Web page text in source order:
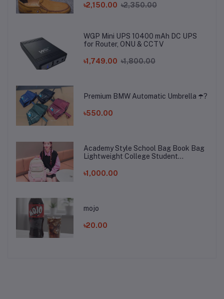
৳2,150.00 ৳2,350.00
WGP Mini UPS 10400 mAh DC UPS
for Router, ONU & CCTV
৳1,749.00 ৳1,800.00
Premium BMW Automatic Umbrella ☂️?️
৳550.00
Academy Style School Bag Book Bag
Lightweight College Student
৳1,000.00
mojo
৳20.00